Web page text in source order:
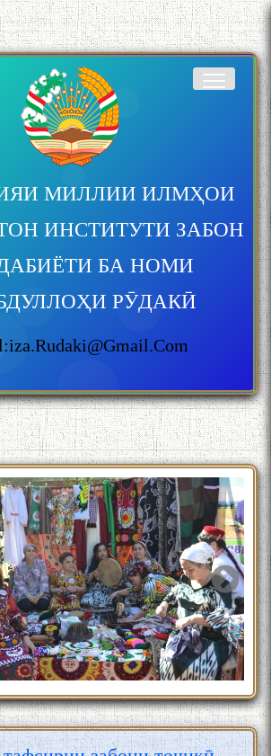
МИЛЛИИ ИЛМҲОИ
ИНСТИТУТИ ЗАБОН
БА НОМИ
РӮДАКӢ